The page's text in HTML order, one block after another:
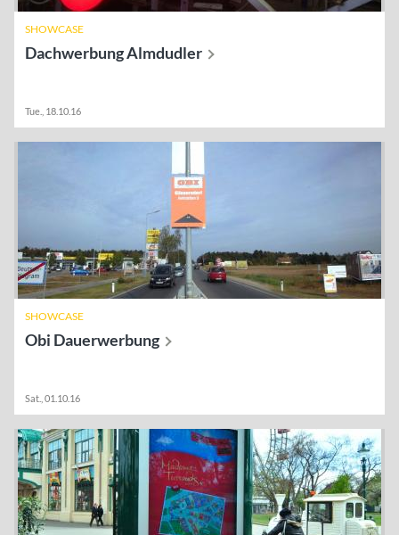
SHOWCASE
DachwerbungAlmdudler
Tue., 18.10.16
SHOWCASE
Obi Dauerwerbung
Sat., 01.10.16